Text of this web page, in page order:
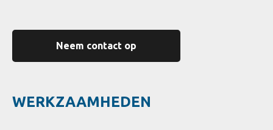
Neem contact op
WERKZAAMHEDEN